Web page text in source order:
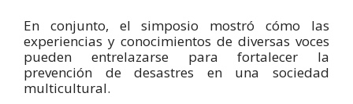
En conjunto, el simposio mostró cómo las
experiencias y conocimientos de diversas voces
pueden entrelazarse para fortalecer la
prevención de desastres en una sociedad
multicultural.